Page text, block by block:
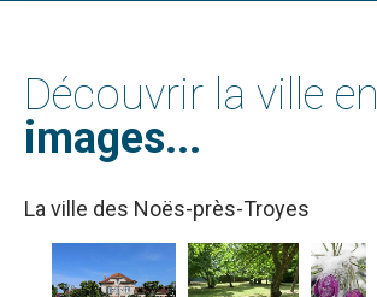
Découvrir la ville en
images...
La ville des Noës-près-Troyes